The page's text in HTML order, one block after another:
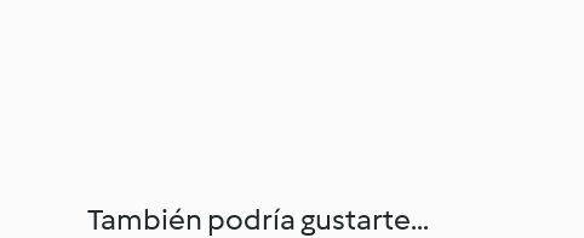
También podría gustarte...